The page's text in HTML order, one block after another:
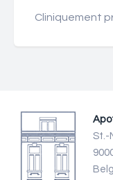
Cliniquement
St.-